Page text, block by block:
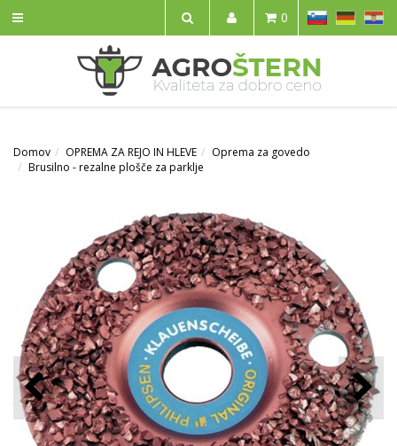
IŠČI
SL HR
0
Domov OPREMA ZA REJO IN HLEVE
Oprema za govedo
Brusilno - rezalne plošče za parklje